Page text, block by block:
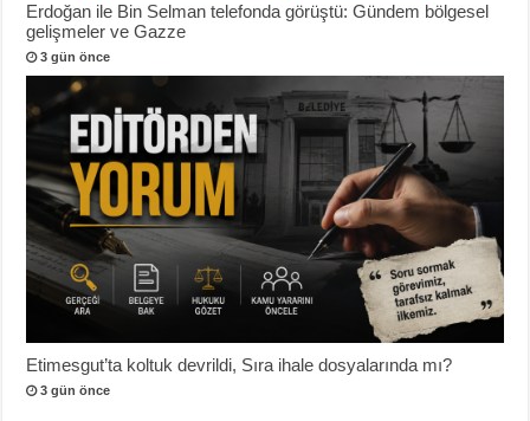
Erdoğan ile Bin Selman telefonda görüştü: Gündem bölgesel
gelişmeler ve Gazze
3 gün önce
Etimesgut’ta koltuk devrildi, Sıra ihale dosyalarında mı?
3 gün önce